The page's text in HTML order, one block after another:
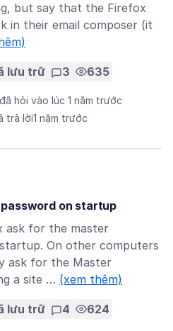
but say that the Firefox
in their email composer (it
lưu trữ 3 635
đã hỏi vào lúc 1 năm trước
trả lời1 năm trước
on startup
ask for the master
On other computers
ask for the Master
a site … (xem thêm)
lưu trữ 4 624